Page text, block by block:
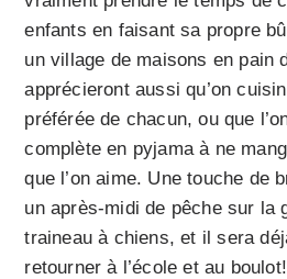
enfants en faisant sa propre
un village de maisons en pain
apprécieront aussi qu’on
préférée de chacun, ou que
complète en pyjama à ne
que l’on aime. Une touche de
un après-midi de pêche sur la
traineau à chiens, et il sera
retourner à l’école et au boulot!